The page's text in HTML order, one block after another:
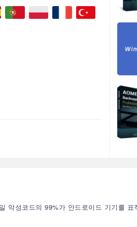
성코드의 99%가 안드로이드 기기를